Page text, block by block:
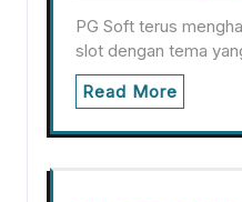
PG Soft terus
slot dengan tema
Read More